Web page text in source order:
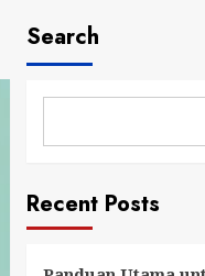
Search
Recent Posts